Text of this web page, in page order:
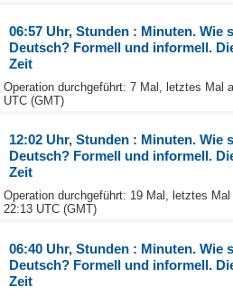
06:57 Uhr, Stunden : Minuten. Wie
Deutsch? Formell und informell.
Zeit
Operation durchgeführt: 7 Mal, letztes Mal
UTC (GMT)
12:02 Uhr, Stunden : Minuten. Wie
Deutsch? Formell und informell.
Zeit
Operation durchgeführt: 19 Mal, letztes
22:13 UTC (GMT)
06:40 Uhr, Stunden : Minuten. Wie
Deutsch? Formell und informell.
Zeit